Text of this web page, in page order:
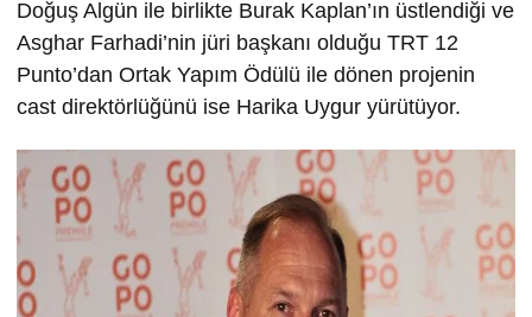
Doğuş Algün ile birlikte Burak Kaplan’ın üstlendiği ve
Asghar Farhadi’nin jüri başkanı olduğu TRT 12
Punto’dan Ortak Yapım Ödülü ile dönen projenin
cast direktörlüğünü ise Harika Uygur yürütüyor.